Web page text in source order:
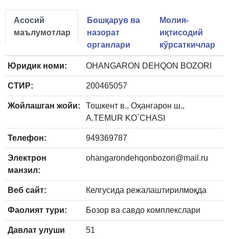
Асосий
маълумотлар
Бошқарув ва
назорат
органлари
Молия-
иқтисодий
кўрсаткичлар
Юридик номи: OHANGARON DEHQON BOZORI
СТИР: 200465057
Жойлашган жойи:
Тошкент в., Оҳангарон ш.,
A.TEMUR KO`CHASI
Телефон: 949369787
Электрон
манзил:
ohangarondehqonbozori@mail.ru
Веб сайт: Келгусида режалаштирилмоқда
Фаолият тури: Бозор ва савдо комплекслари
Давлат улуши
51